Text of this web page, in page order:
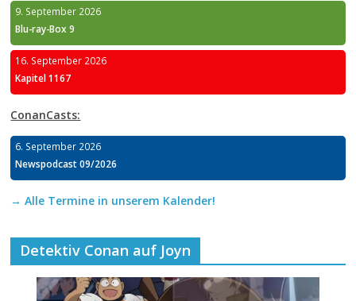
9. September 2026
Blu-ray-Box 9
16. September 2026
Kapitel 1167
ConanCasts:
6. September 2026
Newspodcast 09/2026
→ Alle Termine in unserem Kalender!
Detektiv Conan auf Joyn